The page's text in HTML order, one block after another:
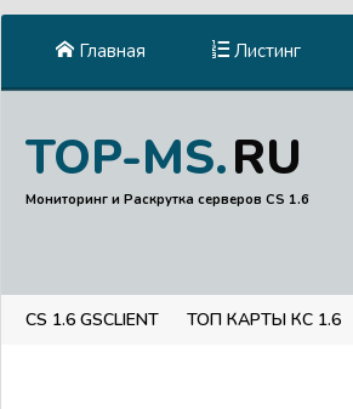
Главная Листинг
TOP-MS.RU
Мониторинг и Раскрутка серверов CS 1.6
CS 1.6 GSCLIENT ТОП КАРТЫ КС 1.6